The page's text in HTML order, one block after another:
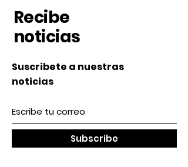
Recibe
noticias
Suscribete a nuestras
noticias
Subscribe